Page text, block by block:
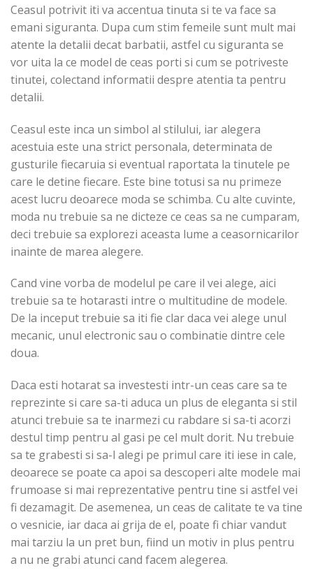
Ceasul potrivit iti va accentua tinuta si te va face sa
emani siguranta. Dupa cum stim femeile sunt mult mai
atente la detalii decat barbatii, astfel cu siguranta se
vor uita la ce model de ceas porti si cum se potriveste
tinutei, colectand informatii despre atentia ta pentru
detalii.
Ceasul este inca un simbol al stilului, iar alegera
acestuia este una strict personala, determinata de
gusturile fiecaruia si eventual raportata la tinutele pe
care le detine fiecare. Este bine totusi sa nu primeze
acest lucru deoarece moda se schimba. Cu alte cuvinte,
moda nu trebuie sa ne dicteze ce ceas sa ne cumparam,
deci trebuie sa explorezi aceasta lume a ceasornicarilor
inainte de marea alegere.
Cand vine vorba de modelul pe care il vei alege, aici
trebuie sa te hotarasti intre o multitudine de modele.
De la inceput trebuie sa iti fie clar daca vei alege unul
mecanic, unul electronic sau o combinatie dintre cele
doua.
Daca esti hotarat sa investesti intr-un ceas care sa te
reprezinte si care sa-ti aduca un plus de eleganta si stil
atunci trebuie sa te inarmezi cu rabdare si sa-ti acorzi
destul timp pentru al gasi pe cel mult dorit. Nu trebuie
sa te grabesti si sa-l alegi pe primul care iti iese in cale,
deoarece se poate ca apoi sa descoperi alte modele mai
frumoase si mai reprezentative pentru tine si astfel vei
fi dezamagit. De asemenea, un ceas de calitate te va tine
o vesnicie, iar daca ai grija de el, poate fi chiar vandut
mai tarziu la un pret bun, fiind un motiv in plus pentru
a nu ne grabi atunci cand facem alegerea.